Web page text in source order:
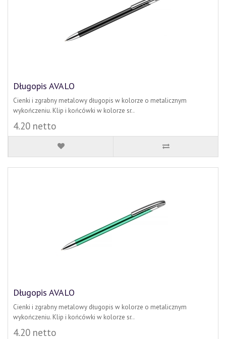
Długopis AVALO
Cienki i zgrabny metalowy długopis w kolorze o metalicznym
wykończeniu. Klip i końcówki w kolorze sr..
4.20 netto
Długopis AVALO
Cienki i zgrabny metalowy długopis w kolorze o metalicznym
wykończeniu. Klip i końcówki w kolorze sr..
4.20 netto